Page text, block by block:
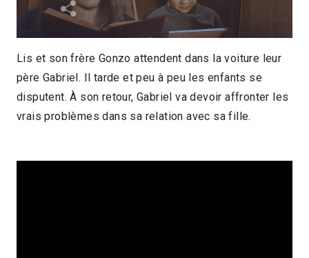
Juliana Orea Martínez Mexique
2016
15min
2017 > Compétition Court-métrage
Lis et son frère Gonzo attendent dans la voiture leur
père Gabriel. Il tarde et peu à peu les enfants se
disputent. À son retour, Gabriel va devoir affronter les
vrais problèmes dans sa relation avec sa fille.